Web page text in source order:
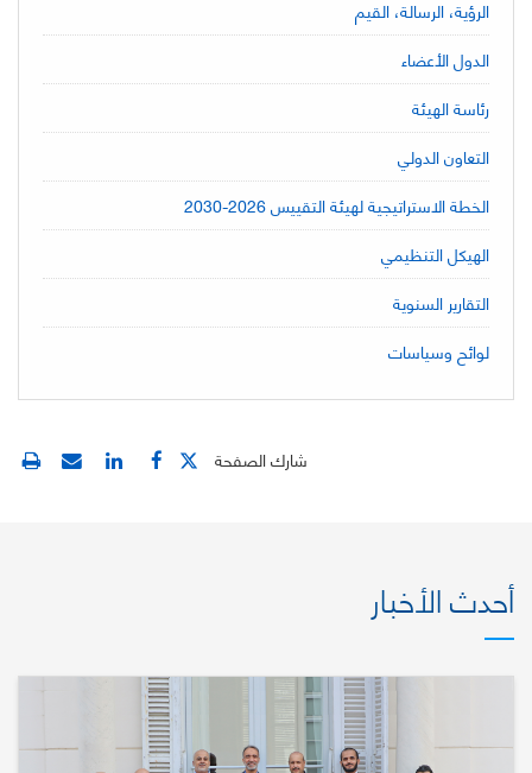
الرؤية، الرسالة، القيم
الدول الأعضاء
رئاسة الهيئة
التعاون الدولي
الخطة الاستراتيجية لهيئة التقييس 2026-2030
الهيكل التنظيمي
التقارير السنوية
لوائح وسياسات
شارك الصفحة
أحدث الأخبار